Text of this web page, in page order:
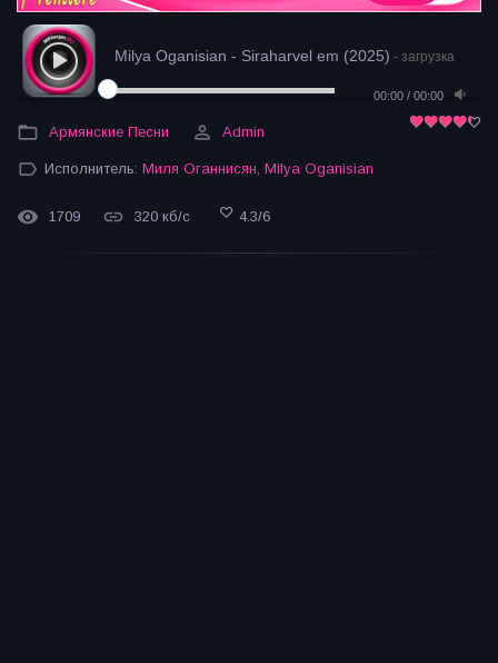
Milya Oganisian - Siraharvel em (2025) - загрузка
00:00 / 00:00
Армянские Песни Admin
Исполнитель: Миля Оганнисян Milya Oganisian
1709 320 кб/с 4.3/6